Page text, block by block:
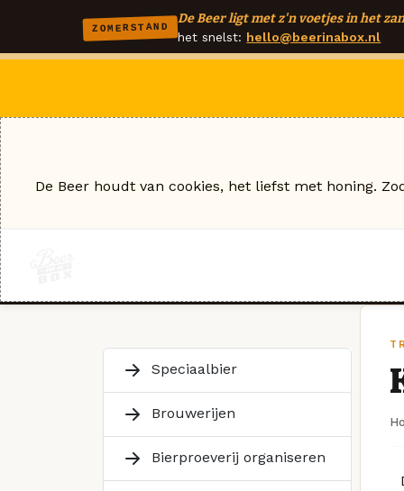
ZOMERSTAND
De Beer ligt met z'n voetjes in het
het snelst: hello@beerinabox.nl
Speciaalbier
Brouwerijen
Bierproeverij organiseren
De Beer houdt van cookies, het liefst met honing.